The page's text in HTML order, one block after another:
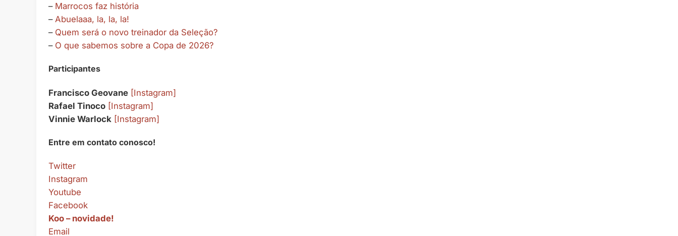
– Marrocos faz história
– Abuelaaa, la, la, la!
– Quem será o novo treinador da Seleção?
– O que sabemos sobre a Copa de 2026?
Participantes
Francisco Geovane [Instagram]
Rafael Tinoco [Instagram]
Vinnie Warlock [Instagram]
Entre em contato conosco!
Twitter
Instagram
Youtube
Facebook
Koo – novidade!
Email